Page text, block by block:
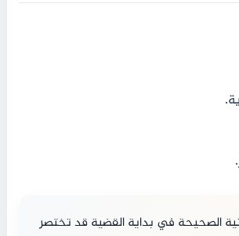
الصحيحة في بداية القضية قد تختصر